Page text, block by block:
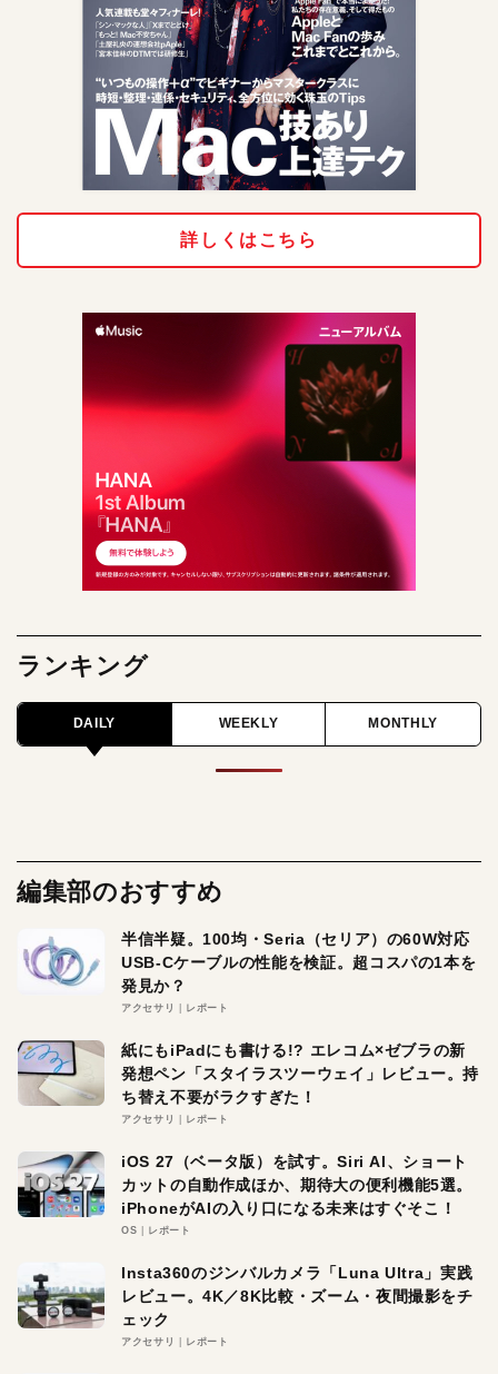
詳しくはこちら
ランキング
DAILY WEEKLY MONTHLY
編集部のおすすめ
半信半疑。100均・Seria（セリア）の60W対応
USB-Cケーブルの性能を検証。超コスパの1本を
発見か？
アクセサリ レポート
紙にもiPadにも書ける!? エレコム×ゼブラの新
発想ペン「スタイラスツーウェイ」レビュー。持
ち替え不要がラクすぎた！
アクセサリ レポート
iOS 27（ベータ版）を試す。Siri AI、ショート
カットの自動作成ほか、期待大の便利機能5選。
iPhoneがAIの入り口になる未来はすぐそこ！
OS レポート
Insta360のジンバルカメラ「Luna Ultra」実践
レビュー。4K／8K比較・ズーム・夜間撮影をチ
ェック
アクセサリ レポート